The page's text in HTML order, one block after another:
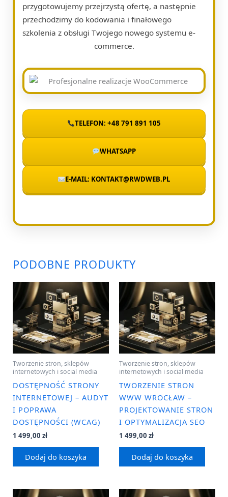
przygotowujemy przejrzystą ofertę, a następnie
przechodzimy do kodowania i finałowego
szkolenia z obsługi Twojego nowego systemu e-
commerce.
TELEFON: +48 791 891 105
WHATSAPP
E-MAIL: KONTAKT@RWDWEB.PL
PODOBNE PRODUKTY
Tworzenie stron, sklepów
internetowych i social media
DOSTĘPNOŚĆ STRONY
INTERNETOWEJ – AUDYT
I POPRAWA
DOSTĘPNOŚCI (WCAG)
1 499,00 zł
Dodaj do koszyka
Tworzenie stron, sklepów
internetowych i social media
TWORZENIE STRON
WWW WROCŁAW –
PROJEKTOWANIE STRON
I OPTYMALIZACJA SEO
1 499,00 zł
Dodaj do koszyka